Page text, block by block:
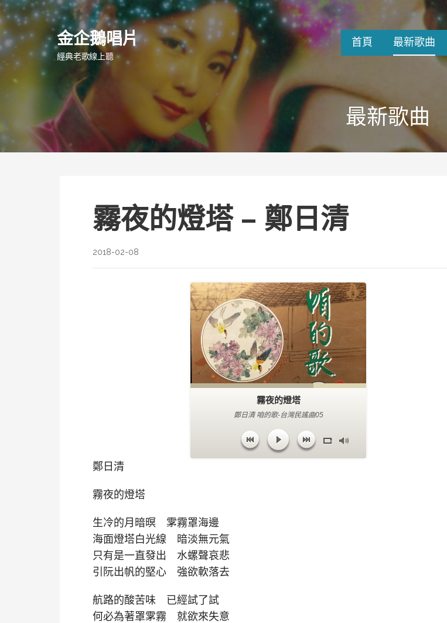
跳
至
主
要
金企鵝唱片
經典老歌線上聽
首頁 最新歌曲
最新歌曲
霧夜的燈塔 – 鄭日清
2018-02-08
霧夜的燈塔
鄭日清 咱的歌-台灣民謠曲05
鄭日清
霧夜的燈塔
生冷的月暗暝 雺霧罩海邊
海面燈塔白光線 暗淡無元氣
只有是一直發出 水螺聲哀悲
引阮出帆的堅心 強欲軟落去
航路的酸苦味 已經試了試
何必為著罩雺霧 就欲來失意